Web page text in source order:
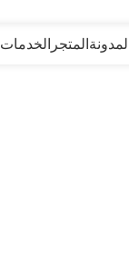
المدونة المتجر الخدمات